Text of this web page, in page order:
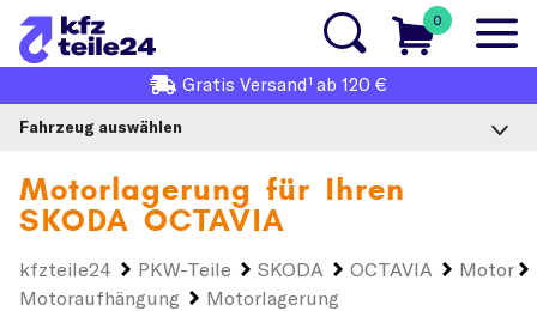
0
Gratis Versand1 ab 120 €
Fahrzeug auswählen
Motorlagerung für Ihren
SKODA OCTAVIA
kfzteile24 PKW-Teile SKODA OCTAVIA
Motor
Motoraufhängung
Motorlagerung